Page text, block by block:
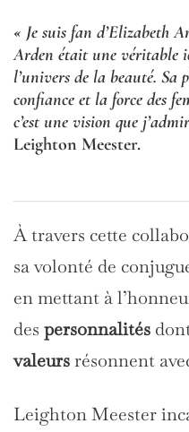
« Je suis fan d’Elizabeth
Arden était une véritable
l’univers de la beauté. Sa
confiance et la force des
c’est une vision que
Leighton Meester.
À travers cette
sa volonté de
en mettant à
des personnalités
valeursrésonnent
Leighton Meester